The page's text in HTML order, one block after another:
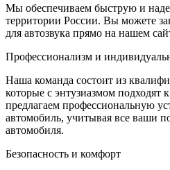
Мы обеспечиваем быструю и
территории России. Вы можете
для автозвука прямо на нашем
Профессионализм и
Наша команда состоит из
которые с энтузиазмом подходят
предлагаем профессиональную
автомобиль, учитывая все ваши
автомобиля.
Безопасность и комфорт